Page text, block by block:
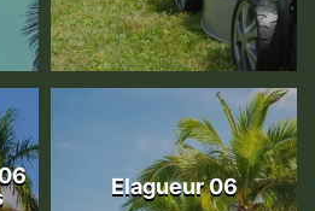
Elagueur 06